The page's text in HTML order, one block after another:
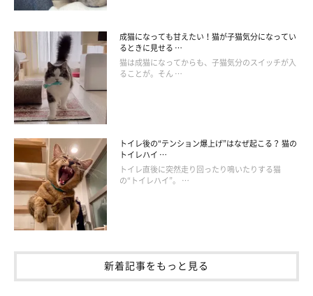
成猫になっても甘えたい！猫が子猫気分になってい
るときに見せる …
猫は成猫になってからも、子猫気分のスイッチが入
ることが。そん …
トイレ後の“テンション爆上げ”はなぜ起こる？ 猫の
トイレハイ …
トイレ直後に突然走り回ったり鳴いたりする猫
の“トイレハイ”。 …
新着記事をもっと見る